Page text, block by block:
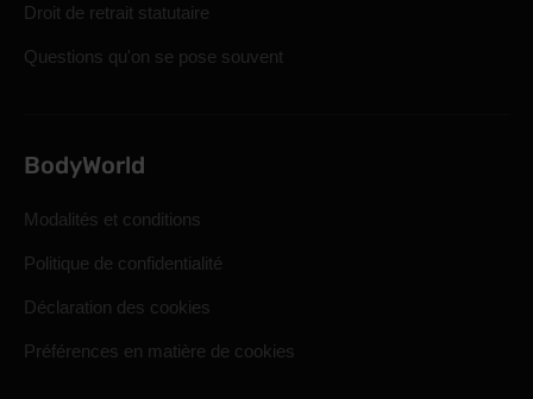
Droit de retrait statutaire
Questions qu'on se pose souvent
BodyWorld
Modalités et conditions
Politique de confidentialité
Déclaration des cookies
Préférences en matière de cookies